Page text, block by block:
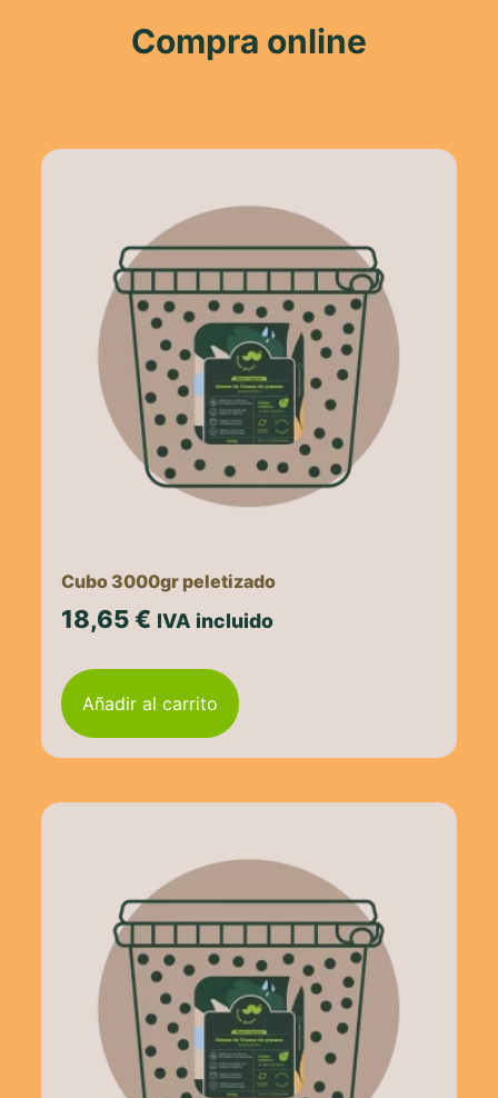
Compra online
Cubo 3000gr peletizado
18,65€ IVA incluido
Añadir al carrito